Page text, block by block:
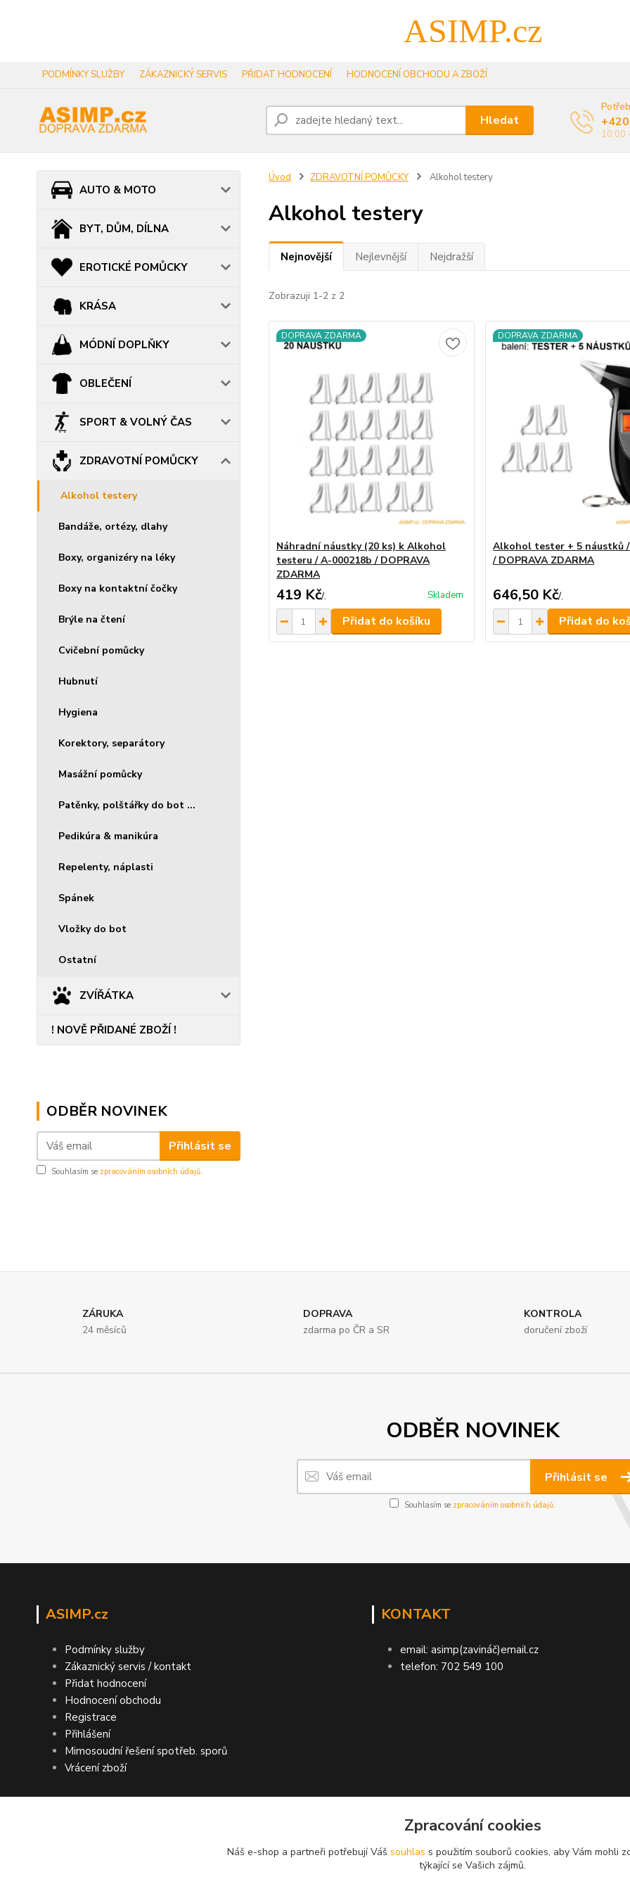
ASIMP.cz
PODMÍNKY SLUŽBY ZÁKAZNICKÝ SERVIS PŘIDAT HODNOCENÍ HODNOCENÍ OBCHODU A ZBOŽÍ
Hledat
10:00
AUTO & MOTO
BYT, DŮM, DÍLNA
EROTICKÉ POMŮCKY
KRÁSA
MÓDNÍ DOPLŇKY
OBLEČENÍ
SPORT & VOLNÝ ČAS
ZDRAVOTNÍ POMŮCKY
Alkohol testery
Bandáže, ortézy, dlahy
Boxy, organizéry na léky
Boxy na kontaktní čočky
Brýle na čtení
Cvičební pomůcky
Hubnutí
Hygiena
Korektory, separátory
Masážní pomůcky
Patěnky, polštářky do bot ...
Pedikúra & manikúra
Repelenty, náplasti
Spánek
Vložky do bot
Ostatní
ZVÍŘÁTKA
! NOVĚ PŘIDANÉ ZBOŽÍ !
ODBĚR NOVINEK
Přihlásit se
Souhlasím se zpracováním osobních údajů.
Úvod ZDRAVOTNÍ POMŮCKY Alkohol testery
Alkohol testery
Nejnovější Nejlevnější Nejdražší
Zobrazuji 1-2 z 2
DOPRAVA ZDARMA
Náhradní náustky (20 ks) k Alkohol
testeru / A-000218b / DOPRAVA
ZDARMA
419 Kč/. Skladem
Přidat do košíku
DOPRAVA ZDARMA
Alkohol tester + 5 náustků /
/ DOPRAVA ZDARMA
646,50 Kč/.
Přidat do
ZÁRUKA
24 měsíců
DOPRAVA
zdarma po ČR a SR
KONTROLA
doručení zboží
ODBĚR NOVINEK
Přihlásit se
Souhlasím se zpracováním osobních údajů.
ASIMP.cz
Podmínky služby
Zákaznický servis / kontakt
Přidat hodnocení
Hodnocení obchodu
Registrace
Přihlášení
Mimosoudní řešení spotřeb. sporů
Vrácení zboží
KONTAKT
email: asimp(zavináč)email.cz
telefon: 702 549 100
ASIMP.cz
Zpracování cookies
Náš e-shop a partneři potřebují Váš souhlas s použitím souborů cookies, aby Vám mohli
týkající se Vašich zájmů.